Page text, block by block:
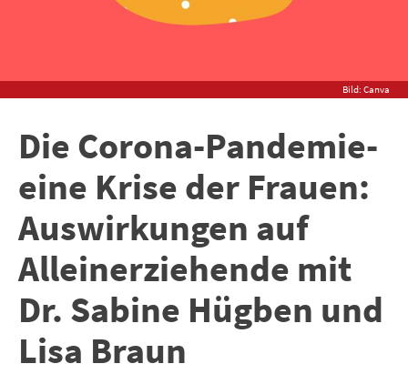
Bild: Canva
Die Corona-Pandemie-
eine Krise der Frauen:
Auswirkungen auf
Alleinerziehende mit
Dr. Sabine Hügben und
Lisa Braun